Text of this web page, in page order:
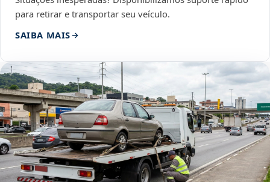
para retirar e transportar seu veículo.
SAIBA MAIS